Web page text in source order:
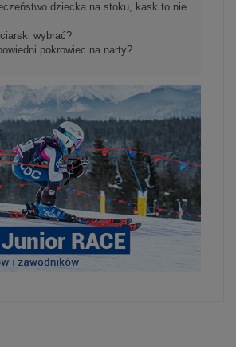
dziecka na stoku, kask to nie
wybrać?
pokrowiec na narty?